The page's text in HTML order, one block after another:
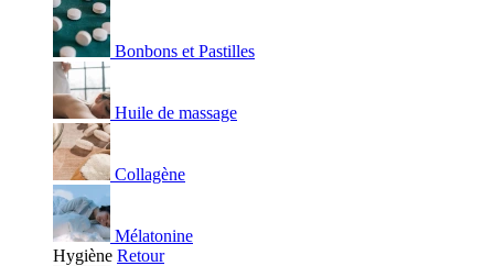
Bonbons et Pastilles
Huile de massage
Collagène
Mélatonine
Hygiène Retour